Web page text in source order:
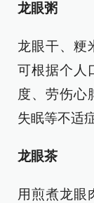
龙眼粥
龙眼干、粳
可根据个人
度、劳伤心
失眠等不适
龙眼茶
用煎煮龙眼